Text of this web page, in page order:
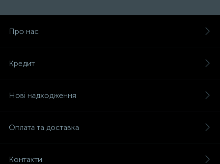
Про нас
Кредит
Нові надходження
Оплата та доставка
Контакти